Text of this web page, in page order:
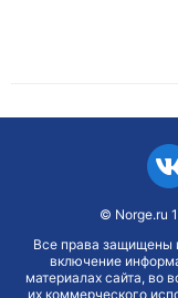
© Norge.ru
Все права защищены
включение
материалах сайта, во
их коммерческого